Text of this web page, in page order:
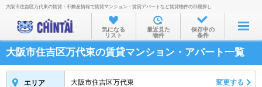
お部屋を探す
沿線・駅から
住所から
家賃相場から
大阪市住吉区万代東の賃貸・不動産情報で賃貸マンション・賃貸アパートなど賃貸物件の部屋探し
気になる
リスト
最近見た
物件
保存中の
条件
大阪市住吉区万代東の賃貸マンション・アパート一覧
エリア 大阪市住吉区万代東 変更する